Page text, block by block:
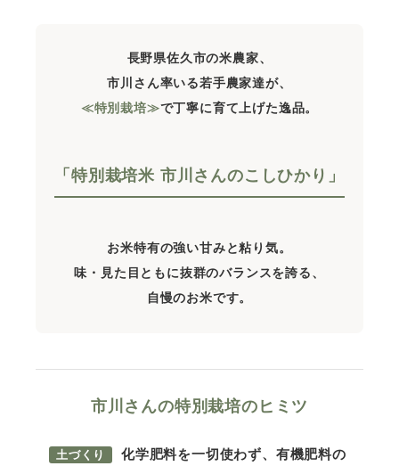
長野県佐久市の米農家、
市川さん率いる若手農家達が、
≪特別栽培≫で丁寧に育て上げた逸品。
「特別栽培米 市川さんのこしひかり」
お米特有の強い甘みと粘り気。
味・見た目ともに抜群のバランスを誇る、
自慢のお米です。
市川さんの特別栽培のヒミツ
土づくり
化学肥料を一切使わず、有機肥料の